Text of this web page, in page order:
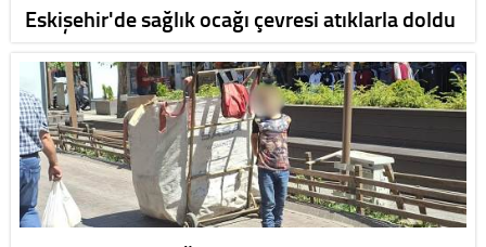
Eskişehir'de sağlık ocağı çevresi atıklarla doldu